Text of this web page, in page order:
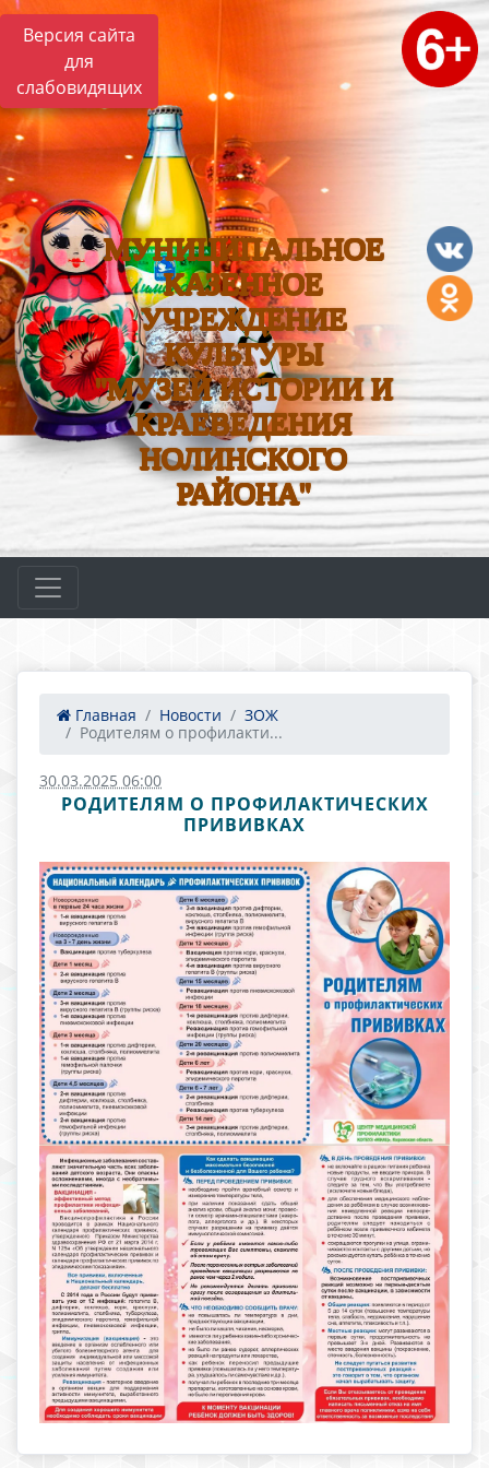
Версия сайта
для
слабовидящих
МУНИЦИПАЛЬНОЕ
КАЗЕННОЕ
УЧРЕЖДЕНИЕ
КУЛЬТУРЫ
"МУЗЕЙ ИСТОРИИ И
КРАЕВЕДЕНИЯ
НОЛИНСКОГО
РАЙОНА"
Главная Новости
ЗОЖ
Родителям о профилакти...
30.03.2025 06:00
РОДИТЕЛЯМ О ПРОФИЛАКТИЧЕСКИХ
ПРИВИВКАХ